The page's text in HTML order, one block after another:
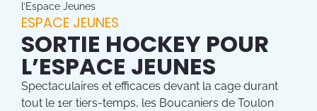
l’Espace Jeunes
ESPACE JEUNES
SORTIE HOCKEY POUR
L’ESPACE JEUNES
Spectaculaires et efficaces devant la cage durant
tout le 1er tiers-temps, les Boucaniers de Toulon